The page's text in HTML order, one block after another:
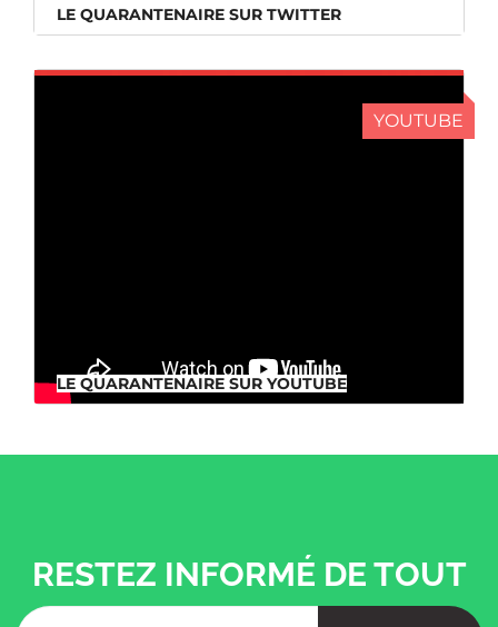
LE QUARANTENAIRE SUR TWITTER
YOUTUBE
LE QUARANTENAIRE SUR YOUTUBE
RESTEZ INFORMÉ DE TOUT